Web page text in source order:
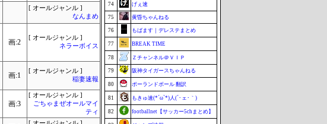
[ オールジャンル ]
なんまめ
画:2
[ オールジャンル ]
ネラーボイス
画:1
[ オールジャンル ]
稲妻速報
画:3
[ オールジャンル ]
ごちゃまぜオールマイ
ティ
74 げぇ速
75 黄昏ちゃんねる
76 もばます｜デレステまとめ
77 BREAK TIME
78 Ｚチャンネル＠ＶＩＰ
79 阪神タイガースちゃんねる
80 ポーランドボール 翻訳
81 もきゅ速(*´ω`*)人(´･ェ･｀)
82 footballnet【サッカー5chまとめ】